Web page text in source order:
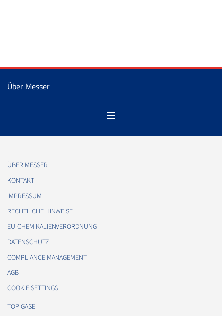
Über Messer
ÜBER MESSER
KONTAKT
IMPRESSUM
RECHTLICHE HINWEISE
EU-CHEMIKALIENVERORDNUNG
DATENSCHUTZ
COMPLIANCE MANAGEMENT
AGB
COOKIE SETTINGS
TOP GASE